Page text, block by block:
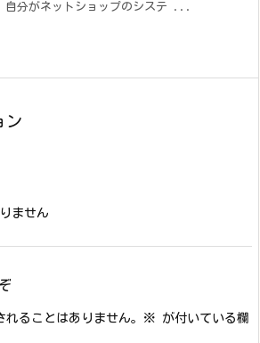
自分がネットショップのシステ ...
ン
ません
ることはありません。 ※ が付いている欄